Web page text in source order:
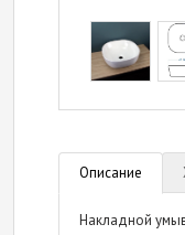
Описание
Накладной